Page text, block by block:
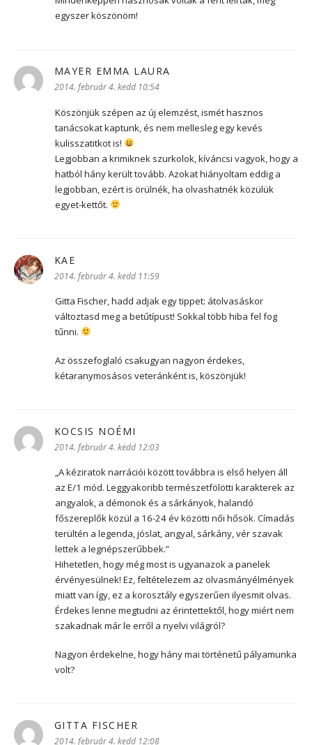
egyszer köszönöm!
MAYER EMMA LAURA
2014. február 4. kedd 10:54
Köszönjük szépen az új elemzést, ismét hasznos
tanácsokat kaptunk, és nem mellesleg egy kevés
kulisszatitkot is!
Legjobban a krimiknek szurkolok, kíváncsi vagyok, hogy a
hatból hány került tovább. Azokat hiányoltam eddig a
legjobban, ezért is örülnék, ha olvashatnék közülük
egyet-kettőt.
KAE
2014. február 4. kedd 11:59
Gitta Fischer, hadd adjak egy tippet: átolvasáskor
változtasd meg a betűtípust! Sokkal több hiba fel fog
tűnni.
Az összefoglaló csakugyan nagyon érdekes,
kétaranymosásos veteránként is, köszönjük!
KOCSIS NOÉMI
2014. február 4. kedd 12:03
„A kéziratok narrációi között továbbra is első helyen áll
az E/1 mód. Leggyakoribb természetfölötti karakterek az
angyalok, a démonok és a sárkányok, halandó
főszereplők közül a 16-24 év közötti női hősök. Címadás
terültén a legenda, jóslat, angyal, sárkány, vér szavak
lettek a legnépszerűbbek.”
Hihetetlen, hogy még most is ugyanazok a panelek
érvényesülnek! Ez, feltételezem az olvasmányélmények
miatt van így, ez a korosztály egyszerűen ilyesmit olvas.
Érdekes lenne megtudni az érintettektől, hogy miért nem
szakadnak már le erről a nyelvi világról?
Nagyon érdekelne, hogy hány mai történetű pályamunka
volt?
GITTA FISCHER
2014. február 4. kedd 12:08